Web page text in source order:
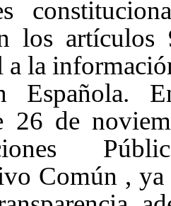
los
a la
Española.
26 de
Común , ya